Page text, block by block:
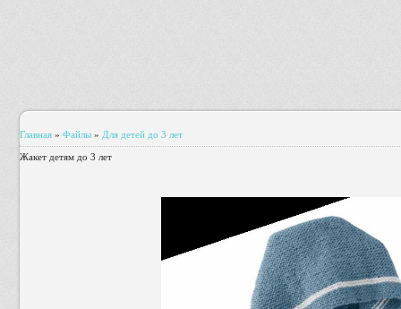
Главная » Файлы » Для детей до 3 лет
Жакет детям до 3 лет